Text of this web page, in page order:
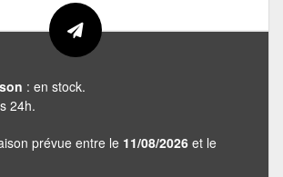
: en stock.
24h.
prévue entre le 11/08/2026 et le